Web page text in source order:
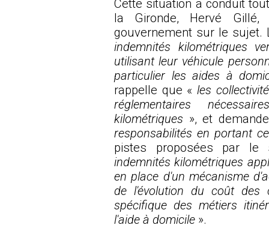
Cette situation a conduit
la Gironde, Hervé
gouvernement sur le sujet.
indemnités kilométriques
utilisant leur véhicule
particulier les aides à
rappelle que « les
réglementaires
kilométriques », et
responsabilités en portant
pistes proposées par
indemnités kilométriques
en place d'un mécanisme
de l'évolution du coût des
spécifique des métiers
l'aide à domicile ».